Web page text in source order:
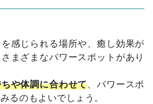
感じられる場所や、癒し効果が
まざまなパワースポットがあり
や体調に合わせて、パワースポ
るのもよいでしょう。